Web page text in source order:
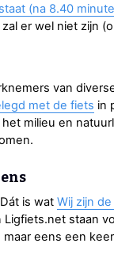
(na 8.40
er wel niet zijn
van
met de fiets in
milieu en
is wat Wij zijn
staan
maar eens een